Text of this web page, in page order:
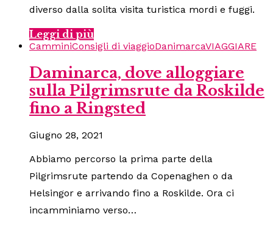
diverso dalla solita visita turistica mordi e fuggi.
Leggi di più
CamminiConsigli di viaggioDanimarcaVIAGGIARE
Daminarca, dove alloggiare
sulla Pilgrimsrute da Roskilde
fino a Ringsted
Giugno 28, 2021
Abbiamo percorso la prima parte della
Pilgrimsrute partendo da Copenaghen o da
Helsingor e arrivando fino a Roskilde. Ora ci
incamminiamo verso…